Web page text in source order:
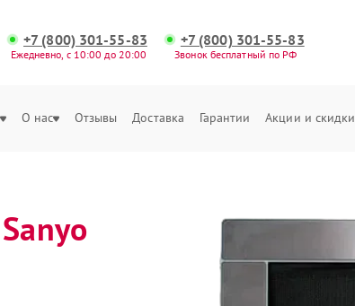
+7 (800) 301-55-83
Ежедневно, с 10:00 до 20:00
+7 (800) 301-55-83
Звонок бесплатный по РФ
О нас Отзывы Доставка Гарантии Акции и скидки
Sanyo